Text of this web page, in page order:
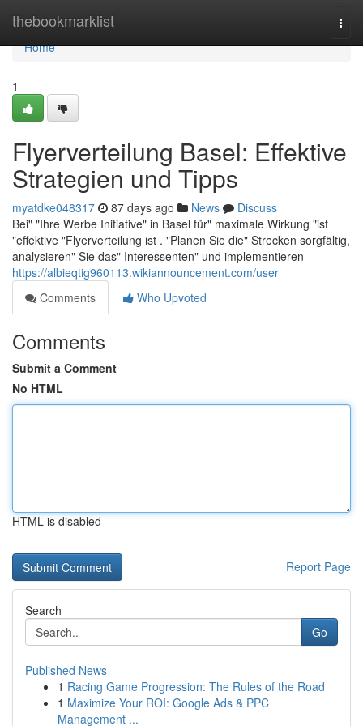
thebookmarklist
Home
Home
1
Flyerverteilung Basel: Effektive
Strategien und Tipps
myatdke048317 87 days ago News
Discuss
Bei" "Ihre Werbe Initiative" in Basel für" maximale Wirkung "ist
"effektive "Flyerverteilung ist . "Planen Sie die" Strecken sorgfältig,
analysieren" Sie das" Interessenten" und implementieren
https://albieqtig960113.wikiannouncement.com/user
Comments
Who Upvoted
Comments
Submit a Comment
No HTML
HTML is disabled
Report Page
Search
Go
Published News
1 Racing Game Progression: The Rules of the Road
1 Maximize Your ROI: Google Ads & PPC
Management ...